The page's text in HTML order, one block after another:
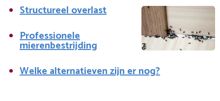
Structureel overlast
Professionele
mierenbestrijding
Welke alternatieven zijn er nog?